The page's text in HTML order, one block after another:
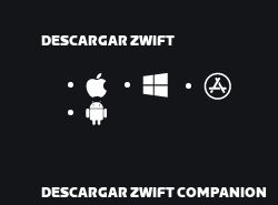
DESCARGAR ZWIFT
DESCARGAR ZWIFT COMPANION